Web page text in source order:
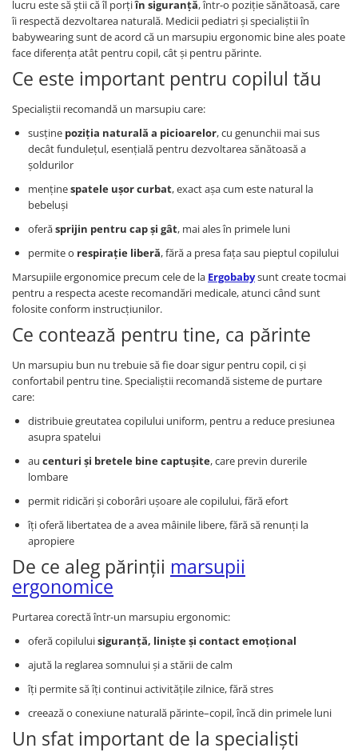
Saltele masa de infasat
Monitorizare video
Pilote
Piscine cu bile
Pompe de san
Saltele patut
Protectie saltea patut
Saltele 127x 63 cm
Saltele 140x70 cm
Saltele 160x80 cm
Saltele120x60 cm
Saltelute de activitati
Tablite magetice si accesorii
Umidificatore
lucru este să știi că îl porțiîn siguranță, într-o poziție sănătoasă, care
îi respectă dezvoltarea naturală. Medicii pediatri și specialiștii în
babywearing sunt de acord că un marsupiu ergonomic bine ales poate
face diferența atât pentru copil, cât și pentru părinte.
Ce este important pentru copilul tău
Specialiștii recomandă un marsupiu care:
susține poziția naturală a picioarelor, cu genunchii mai sus
decât fundulețul, esențială pentru dezvoltarea sănătoasă a
șoldurilor
menținespatele ușor curbat, exact așa cum este natural la
bebeluși
oferăsprijin pentru cap și gât, mai ales în primele luni
permite o respirație liberă, fără a presa fața sau pieptul copilului
Marsupiile ergonomice precum cele de la Ergobabysunt create tocmai
pentru a respecta aceste recomandări medicale, atunci când sunt
folosite conform instrucțiunilor.
Ce contează pentru tine, ca părinte
Un marsupiu bun nu trebuie să fie doar sigur pentru copil, ci și
confortabil pentru tine. Specialiștii recomandă sisteme de purtare
care:
distribuie greutatea copilului uniform, pentru a reduce presiunea
asupra spatelui
au centuri și bretele bine captușite, care previn durerile
lombare
permit ridicări și coborâri ușoare ale copilului, fără efort
îți oferă libertatea de a avea mâinile libere, fără să renunți la
apropiere
De ce aleg părinții marsupii
ergonomice
Purtarea corectă într-un marsupiu ergonomic:
oferă copiluluisiguranță, liniște și contact emoțional
ajută la reglarea somnului și a stării de calm
îți permite să îți continui activitățile zilnice, fără stres
creează o conexiune naturală părinte–copil, încă din primele luni
Un sfat important de la specialiști